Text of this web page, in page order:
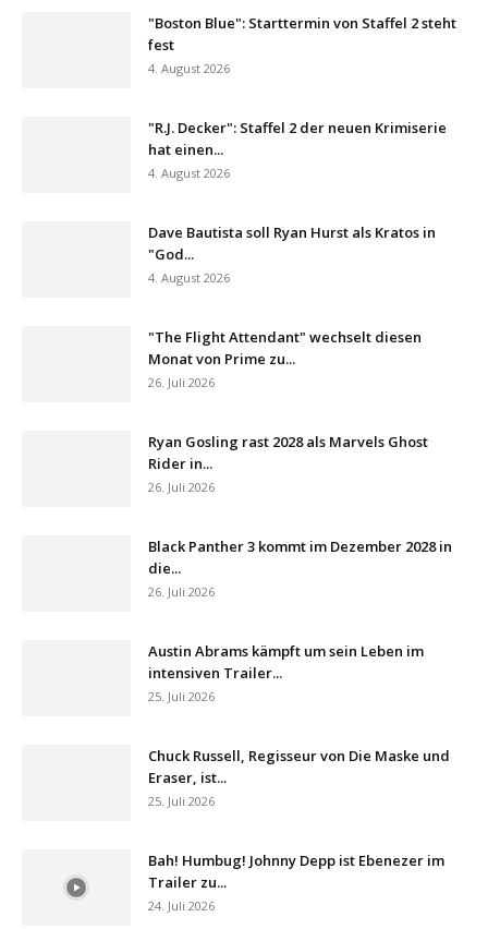
"Boston Blue": Starttermin von Staffel 2 steht
fest
4. August 2026
"R.J. Decker": Staffel 2 der neuen Krimiserie
hat einen...
4. August 2026
Dave Bautista soll Ryan Hurst als Kratos in
"God...
4. August 2026
"The Flight Attendant" wechselt diesen
Monat von Prime zu...
26. Juli 2026
Ryan Gosling rast 2028 als Marvels Ghost
Rider in...
26. Juli 2026
Black Panther 3 kommt im Dezember 2028 in
die...
26. Juli 2026
Austin Abrams kämpft um sein Leben im
intensiven Trailer...
25. Juli 2026
Chuck Russell, Regisseur von Die Maske und
Eraser, ist...
25. Juli 2026
Bah! Humbug! Johnny Depp ist Ebenezer im
Trailer zu...
24. Juli 2026